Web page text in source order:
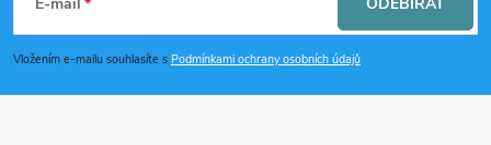
p
a
Vložením e-mailu souhlasíte s Podmínkami ochrany osobních údajů